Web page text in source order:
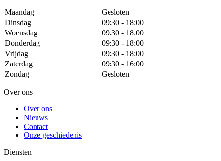
Maandag
Gesloten
Dinsdag
09:30 - 18:00
Woensdag
09:30 - 18:00
Donderdag
09:30 - 18:00
Vrijdag
09:30 - 18:00
Zaterdag
09:30 - 16:00
Zondag
Gesloten
Over ons
Over ons
Nieuws
Contact
Onze geschiedenis
Diensten